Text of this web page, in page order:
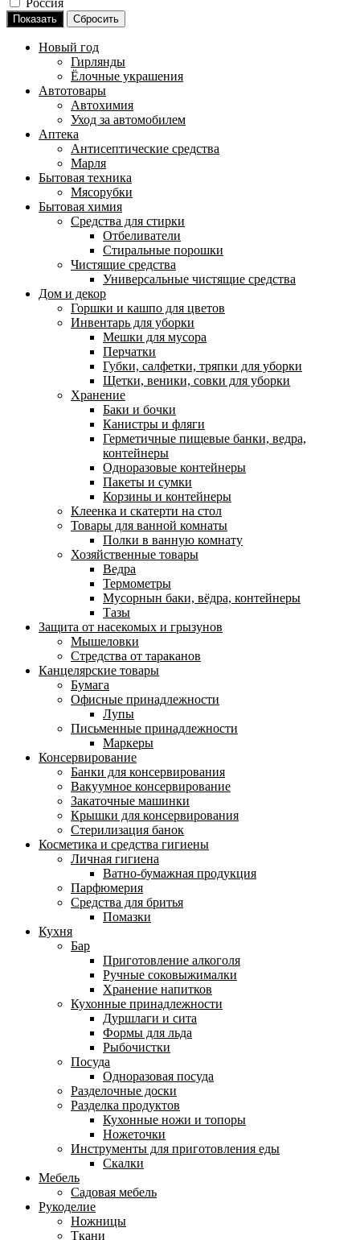
Новый год
Гирлянды
Ёлочные украшения
Автотовары
Автохимия
Уход за автомобилем
Аптека
Антисептические средства
Марля
Бытовая техника
Мясорубки
Бытовая химия
Средства для стирки
Отбеливатели
Стиральные порошки
Чистящие средства
Универсальные чистящие средства
Дом и декор
Горшки и кашпо для цветов
Инвентарь для уборки
Мешки для мусора
Перчатки
Губки, салфетки, тряпки для уборки
Щетки, веники, совки для уборки
Хранение
Баки и бочки
Канистры и фляги
Герметичные пищевые банки, ведра,
контейнеры
Одноразовые контейнеры
Пакеты и сумки
Корзины и контейнеры
Клеенка и скатерти на стол
Товары для ванной комнаты
Полки в ванную комнату
Хозяйственные товары
Ведра
Термометры
Мусорнын баки, вёдра, контейнеры
Тазы
Защита от насекомых и грызунов
Мышеловки
Стредства от тараканов
Канцелярские товары
Бумага
Офисные принадлежности
Лупы
Письменные принадлежности
Маркеры
Консервирование
Банки для консервирования
Вакуумное консервирование
Закаточные машинки
Крышки для консервирования
Стерилизация банок
Косметика и средства гигиены
Личная гигиена
Ватно-бумажная продукция
Парфюмерия
Средства для бритья
Помазки
Кухня
Бар
Приготовление алкоголя
Ручные соковыжималки
Хранение напитков
Кухонные принадлежности
Дуршлаги и сита
Формы для льда
Рыбочистки
Посуда
Одноразовая посуда
Разделочные доски
Разделка продуктов
Кухонные ножи и топоры
Ножеточки
Инструменты для приготовления еды
Скалки
Мебель
Садовая мебель
Рукоделие
Ножницы
Ткани